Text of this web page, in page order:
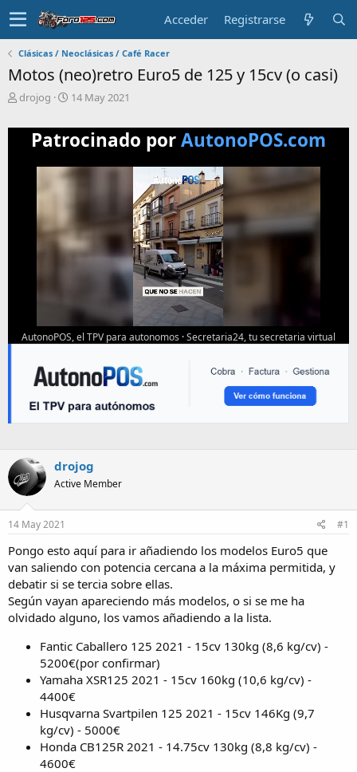
Acceder Registrarse
Clásicas / Neoclásicas / Café Racer
Motos (neo)retro Euro5 de 125 y 15cv (o casi)
T
m
drojog
F
c
h
d
e
c
i
14 May 2021
Patrocinado porAutonoPOS.com
AutonoPOS, el TPV para autonomos ·Secretaria24, tu secretaria virtual
drojog
Active Member
14 May 2021 #1
Pongo esto aquí para ir añadiendo los modelos Euro5 que
van saliendo con potencia cercana a la máxima permitida, y
debatir si se tercia sobre ellas.
Según vayan apareciendo más modelos, o si se me ha
olvidado alguno, los vamos añadiendo a la lista.
Fantic Caballero 125 2021 - 15cv 130kg (8,6 kg/cv) -
5200€(por confirmar)
Yamaha XSR125 2021 - 15cv 160kg (10,6 kg/cv) -
4400€
Husqvarna Svartpilen 125 2021 - 15cv 146Kg (9,7
kg/cv) - 5000€
Honda CB125R 2021 - 14.75cv 130kg (8,8 kg/cv) -
4600€